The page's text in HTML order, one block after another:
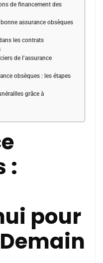
de financement des
assurance obsèques
les contrats
de l’assurance
obsèques : les étapes
grâce à
:
pour